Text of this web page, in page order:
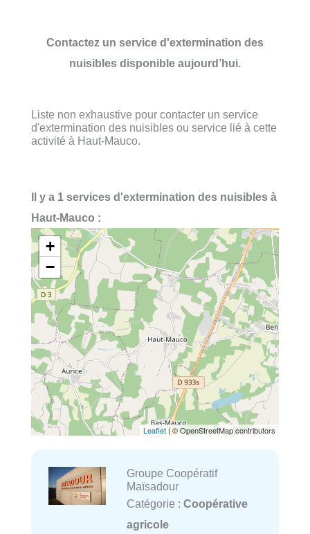
Contactez un service d'extermination des
nuisibles disponible aujourd’hui.
Liste non exhaustive pour contacter un service
d'extermination des nuisibles ou service lié à cette
activité à Haut-Mauco.
Il y a 1 services d'extermination des nuisibles à
Haut-Mauco :
+
−
Leaflet| © OpenStreetMap contributors
Groupe Coopératif
Maïsadour
Catégorie : Coopérative
agricole